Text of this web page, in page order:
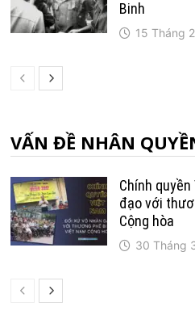
Binh
15 Tháng
VẤN ĐỀ NHÂN
Chính
đạo với
Cộng hòa
30 Tháng